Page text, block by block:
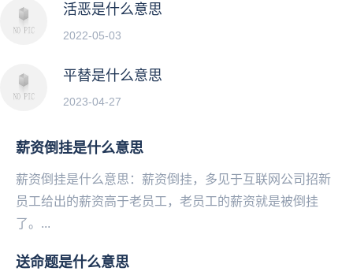
活恶是什么意思
2022-05-03
平替是什么意思
2023-04-27
薪资倒挂是什么意思
薪资倒挂是什么意思：薪资倒挂，多‌‌‌‌‌‌‌‌见于互联网公司招新
员工给出的薪资高于老员工，老员工的薪资就是被倒挂
了。...
送命题是什么意思